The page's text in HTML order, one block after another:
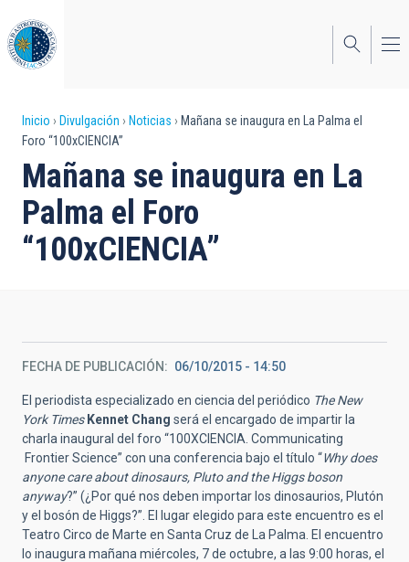
al
contenido
principal
Sobrescribir
enlaces
de
ayuda
Inicio Divulgación Noticias
Mañana se inaugura en La Palma el
Foro “100xCIENCIA”
Mañana se inaugura en La
Palma el Foro
“100xCIENCIA”
FECHA DE PUBLICACIÓN 06/10/2015 - 14:50
El periodista especializado en ciencia del periódico The New
York Times Kennet Chang será el encargado de impartir la
charla inaugural del foro “100XCIENCIA. Communicating
Frontier Science” con una conferencia bajo el título “Why does
anyone care about dinosaurs, Pluto and the Higgs boson
anyway?” (¿Por qué nos deben importar los dinosaurios, Plutón
y el bosón de Higgs?”. El lugar elegido para este encuentro es el
Teatro Circo de Marte en Santa Cruz de La Palma. El encuentro
lo inaugura mañana miércoles, 7 de octubre, a las 9:00 horas, el